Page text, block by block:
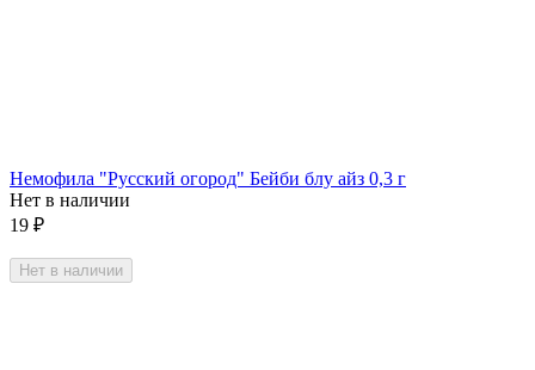
Немофила "Русский огород" Бейби блу айз 0,3 г
Нет в наличии
19 ₽
Нет в наличии